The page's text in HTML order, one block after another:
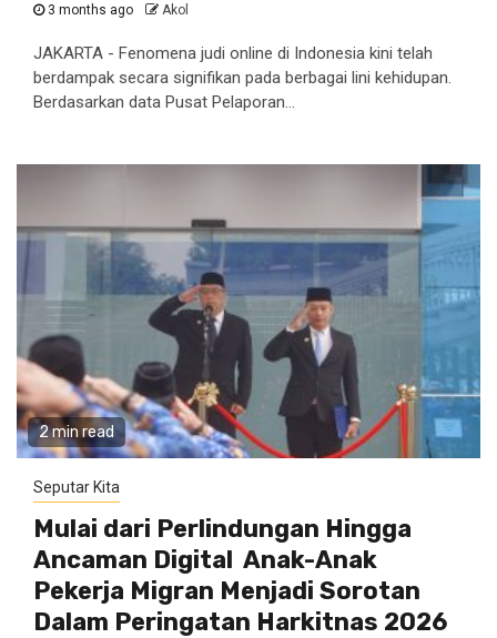
3 months ago Akol
JAKARTA - Fenomena judi online di Indonesia kini telah
berdampak secara signifikan pada berbagai lini kehidupan.
Berdasarkan data Pusat Pelaporan...
2 min read
Seputar Kita
Mulai dari Perlindungan Hingga
Ancaman Digital Anak-Anak
Pekerja Migran Menjadi Sorotan
Dalam Peringatan Harkitnas 2026